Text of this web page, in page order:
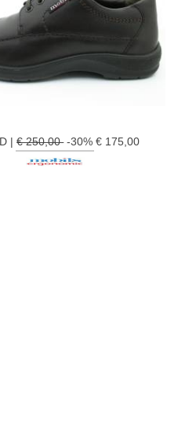
|€ 250,00-30% € 175,00